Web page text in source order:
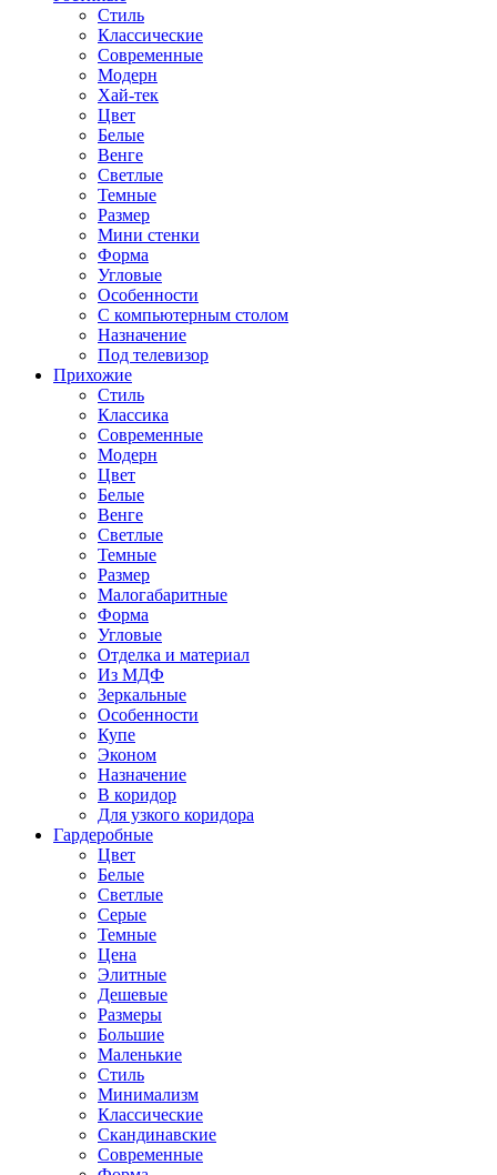
Стиль
Классические
Современные
Модерн
Хай-тек
Цвет
Белые
Венге
Светлые
Темные
Размер
Мини стенки
Форма
Угловые
Особенности
С компьютерным столом
Назначение
Под телевизор
Прихожие
Стиль
Классика
Современные
Модерн
Цвет
Белые
Венге
Светлые
Темные
Размер
Малогабаритные
Форма
Угловые
Отделка и материал
Из МДФ
Зеркальные
Особенности
Купе
Эконом
Назначение
В коридор
Для узкого коридора
Гардеробные
Цвет
Белые
Светлые
Серые
Темные
Цена
Элитные
Дешевые
Размеры
Большие
Маленькие
Стиль
Минимализм
Классические
Скандинавские
Современные